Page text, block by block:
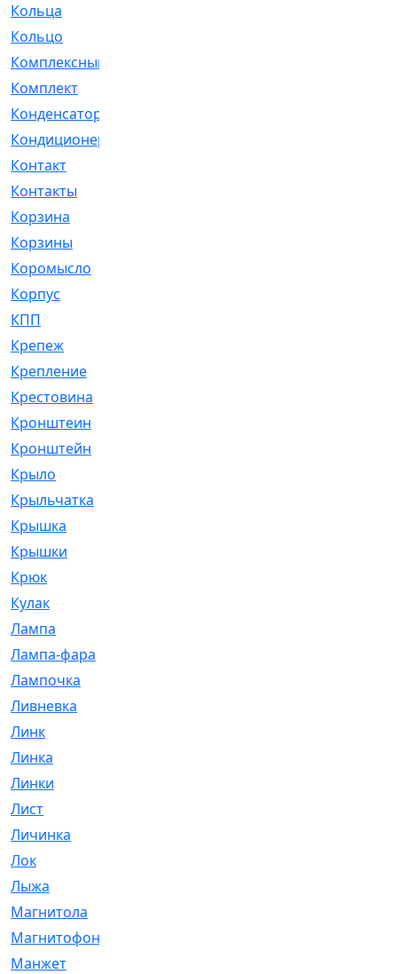
Кольца
Кольцо
Комплексный
Комплект
Конденсатор
Кондиционер
Контакт
Контакты
Корзина
Корзины
Коромысло
Корпус
КПП
Крепеж
Крепление
Крестовина
Кронштеин
Кронштейн
Крыло
Крыльчатка
Крышка
Крышки
Крюк
Кулак
Лампа
Лампа-фара
Лампочка
Ливневка
Линк
Линка
Линки
Лист
Личинка
Лок
Лыжа
Магнитола
Магнитофон
Манжет